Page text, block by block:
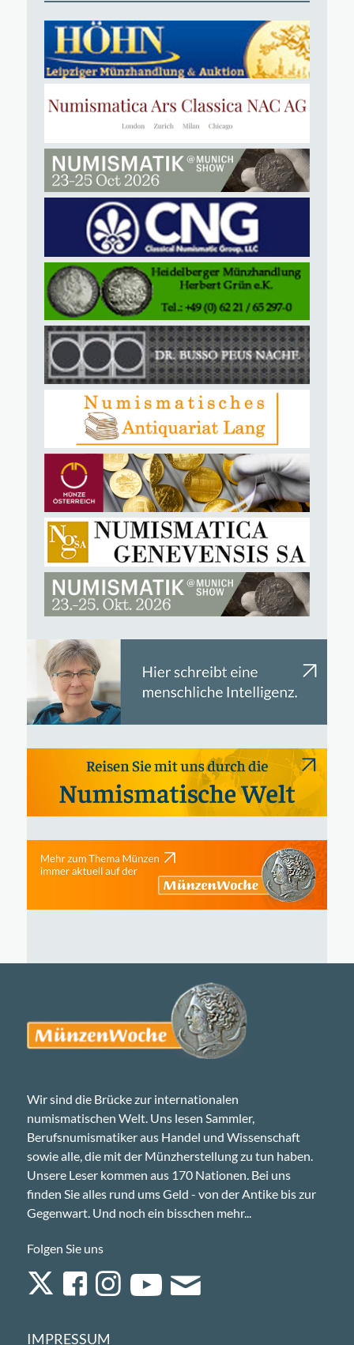
Wir sind die Brücke zur internationalen
numismatischen Welt. Uns lesen Sammler,
Berufsnumismatiker aus Handel und Wissenschaft
sowie alle, die mit der Münzherstellung zu tun haben.
Unsere Leser kommen aus 170 Nationen. Bei uns
finden Sie alles rund ums Geld - von der Antike bis zur
Gegenwart. Und noch ein bisschen mehr...
Folgen Sie uns
IMPRESSUM